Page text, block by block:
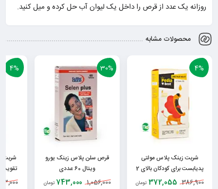
روزانه یک عدد از قرص را داخل یک لیوان آب حل کرده و میل کنید.
محصولات مشابه
4%
شربت زینک پلاس مولتی
پدیابست برای کودکان بالای 2
سال
386,900
372,055 تومان
30%
قرص سلن پلاس زینک یورو
ویتال 60 عددی
1,056,000
743,000 تومان
4%
شربت
تقویت